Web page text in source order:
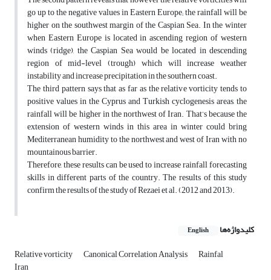
go up to the negative values in Eastern Europe; the rainfall will be
higher on the southwest margin of the Caspian Sea. In the winter
when Eastern Europe is located in ascending region of western
winds (ridge), the Caspian Sea would be located in descending
region of mid-level (trough) which will increase weather
instability and increase precipitation in the southern coast.
The third pattern says that as far as the relative vorticity tends to
positive values in the Cyprus and Turkish cyclogenesis areas, the
rainfall will be higher in the northwest of Iran. That’s because the
extension of western winds in this area in winter could bring
Mediterranean humidity to the northwest and west of Iran with no
mountainous barrier.
Therefore, these results can be used to increase rainfall forecasting
skills in different parts of the country. The results of this study
confirm the results of the study of Rezaei et al. (2012 and 2013).
کلیدواژه‌ها English
Relative vorticity Canonical Correlation Analysis Rainfal
Iran